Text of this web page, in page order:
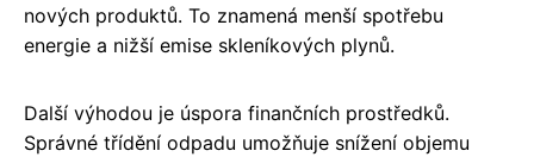
nových produktů. To znamená menší spotřebu
energie a nižší emise skleníkových plynů.
Další výhodou je úspora finančních prostředků.
Správné třídění odpadu umožňuje snížení objemu